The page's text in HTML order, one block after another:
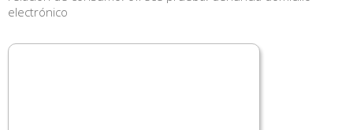
electrónico